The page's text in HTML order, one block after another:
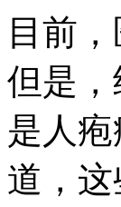
目前
但是
是人
道，